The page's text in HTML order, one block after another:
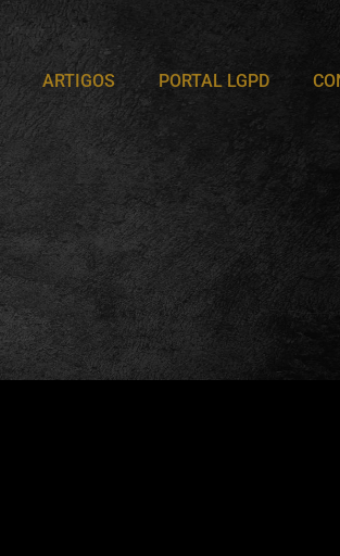
ARTIGOS PORTAL LGPD